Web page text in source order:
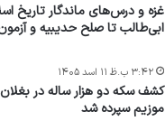
غزه و درس‌های ماندگار تاریخ
ابی‌طالب تا صلح حدیبیه و
کشف سکه دو هزار ساله در
موزیم سپرده شد
۳:۴۲ ب.ظ ۱۱ اسد ۱۴۰۵